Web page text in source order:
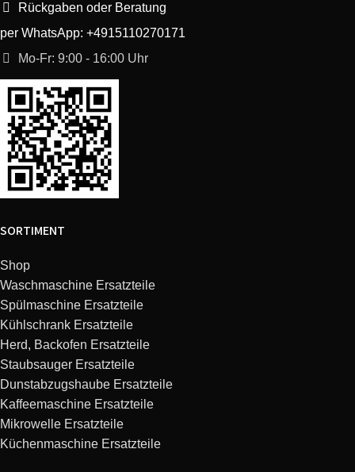
Rückgaben oder Beratung
per WhatsApp: +4915110270171
Mo-Fr: 9:00 - 16:00 Uhr
SORTIMENT
Shop
Waschmaschine Ersatzteile
Spülmaschine Ersatzteile
Kühlschrank Ersatzteile
Herd, Backofen Ersatzteile
Staubsauger Ersatzteile
Dunstabzugshaube Ersatzteile
Kaffeemaschine Ersatzteile
Mikrowelle Ersatzteile
Küchenmaschine Ersatzteile